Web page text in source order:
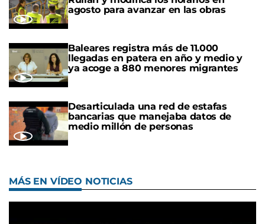
agosto para avanzar en las obras
Baleares registra más de 11.000
llegadas en patera en año y medio y
ya acoge a 880 menores migrantes
Desarticulada una red de estafas
bancarias que manejaba datos de
medio millón de personas
MÁS EN VÍDEO NOTICIAS